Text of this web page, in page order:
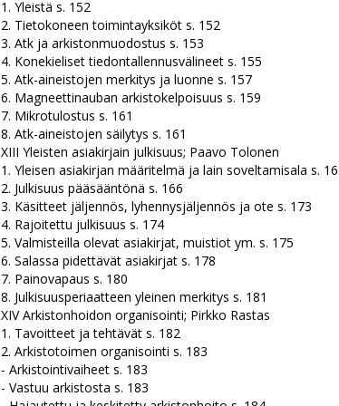
1. Yleistä s. 152
2. Tietokoneen toimintayksiköt s. 152
3. Atk ja arkistonmuodostus s. 153
4. Konekieliset tiedontallennusvälineet s. 155
5. Atk-aineistojen merkitys ja luonne s. 157
6. Magneettinauban arkistokelpoisuus s. 159
7. Mikrotulostus s. 161
8. Atk-aineistojen säilytys s. 161
XIII Yleisten asiakirjain julkisuus; Paavo Tolonen
1. Yleisen asiakirjan määritelmä ja lain soveltamisala s.
2. Julkisuus pääsääntönä s. 166
3. Käsitteet jäljennös, lyhennysjäljennös ja ote s. 173
4. Rajoitettu julkisuus s. 174
5. Valmisteilla olevat asiakirjat, muistiot ym. s. 175
6. Salassa pidettävät asiakirjat s. 178
7. Painovapaus s. 180
8. Julkisuusperiaatteen yleinen merkitys s. 181
XIV Arkistonhoidon organisointi; Pirkko Rastas
1. Tavoitteet ja tehtävät s. 182
2. Arkistotoimen organisointi s. 183
- Arkistointivaiheet s. 183
- Vastuu arkistosta s. 183